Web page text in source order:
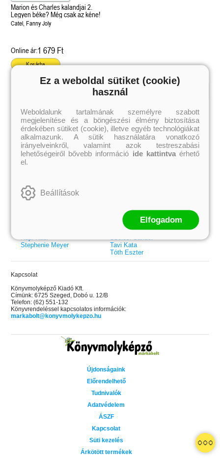
Grace and Glory - Kegyelem és
dicsőség (Az Előhírnök-trilógia
Különleges éldekorált kiadás!
Bad Girl Reputation
lány (Avalon Bay 2.)
Elle Kennedy
Marion és Charles kalandjai 2.
Legyen béke? Még csak az kéne!
Catel, Fanny Joly
Online ár:1 679 Ft
Kosárba
Külföldiek
Brigid Kemmerer
Cassandra Clare
Colleen Hoover
Elle Kennedy
Erin Watt
Holly Webb
Jenny Han
Leigh Bardugo
Maggie Stiefvater
Rupi Kaur
Stephenie Meyer
Magyarok
Ashley Carrigan
Benina
Bessenyei Gábor
Bodor Attila
Böszörményi Gyula
Rácz-Stefán Tibor
Róbert Katalin
Spirit Bliss
Szélesi Sándor
Tavi Kata
Tóth Eszter
Kapcsolat
Könyvmolyképző Kiadó Kft.
Címünk: 6725 Szeged, Dobó u. 12/B
Telefon: (62) 551-132
Könyvrendeléssel kapcsolatos információk:
markabolt@konyvmolykepzo.hu
Újdonságaink
Előrendelhető
Tudnivalók
Adatvédelem
ÁSZF
Kapcsolat
Süti kezelés
Árkötött termékek
Ez a weboldal sütiket (cookie)
használ
Weboldalunk tartalmának személyre szabott
megjelenítése és a böngészési élmény biztosítása
érdekében sütiket (cookie), illetve egyéb technológiákat
alkalmazunk. A sütik használatára vonatkozó
irányelveinkről, valamint azok testreszabási
lehetőségeiről bővebb információ ide kattintvaérhető
el.
Beállítások
Elfogadom